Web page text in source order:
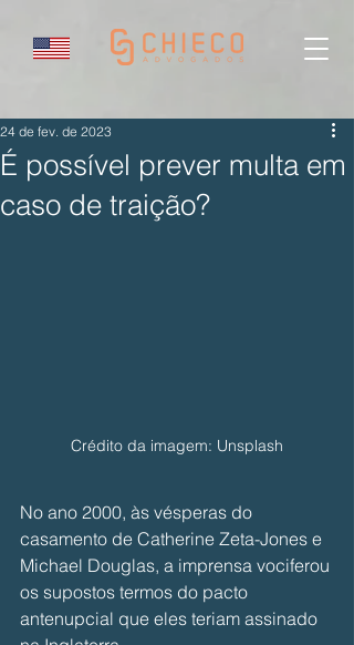
É possível prever multa em
caso de traição?
24 de fev. de 2023
Crédito da imagem: Unsplash
No ano 2000, às vésperas do
casamento de Catherine Zeta-Jones e
Michael Douglas, a imprensa vociferou
os supostos termos do pacto
antenupcial que eles teriam assinado